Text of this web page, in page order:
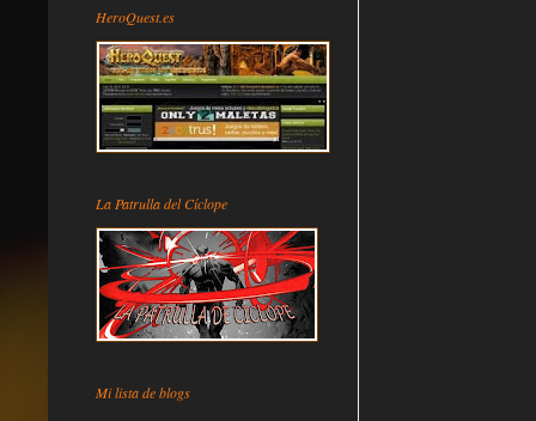
HeroQuest.es
La Patrulla del Cíclope
Mi lista de blogs